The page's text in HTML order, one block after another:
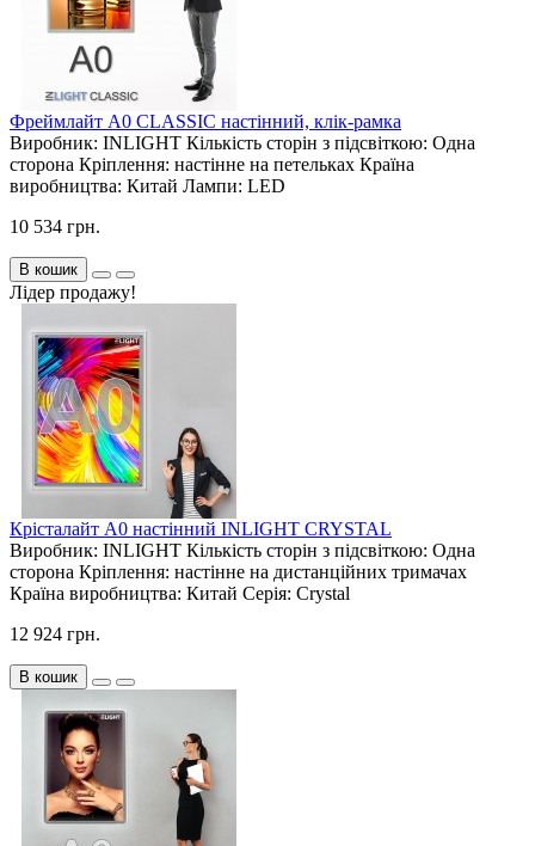
Фреймлайт А0 CLASSIC настінний, клік-рамка
Виробник: INLIGHT Кількість сторін з підсвіткою: Одна
сторона Кріплення: настінне на петельках Країна
виробництва: Китай Лампи: LED
10 534 грн.
В кошик
Лідер продажу!
Крісталайт А0 настінний INLIGHT CRYSTAL
Виробник: INLIGHT Кількість сторін з підсвіткою: Одна
сторона Кріплення: настінне на дистанційних тримачах
Країна виробництва: Китай Серія: Crystal
12 924 грн.
В кошик